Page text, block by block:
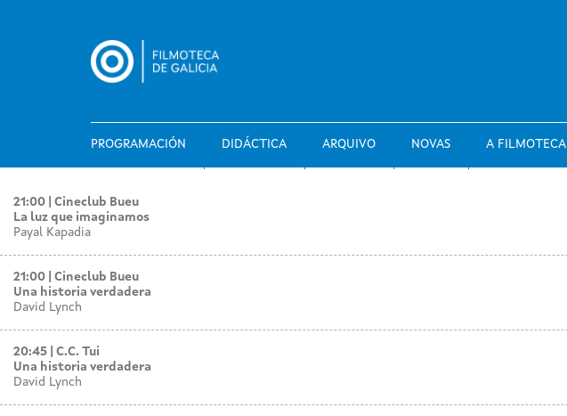
PROGRAMACIÓN DIDÁCTICA ARQUIVO NOVAS A FILMOTECA
21:00
Cineclub Bueu
La luz que imaginamos
Payal Kapadia
21:00
Cineclub Bueu
Una historia verdadera
David Lynch
20:45
C.C. Tui
Una historia verdadera
David Lynch